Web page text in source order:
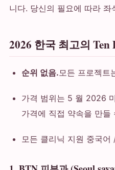
니다. 당신의 필요에 따라
2026 한국 최고의
순위 없음. 모든 프로젝트
가격 범위는 5 월 2026
가격에 직접 약속을 만들
모든 클리닉 지원 중국